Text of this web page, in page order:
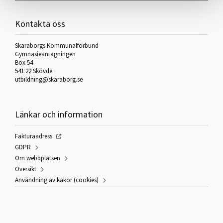
Kontakta oss
Skaraborgs Kommunalförbund
Gymnasieantagningen
Box 54
541 22 Skövde
utbildning@skaraborg.se
Länkar och information
Fakturaadress
GDPR
Om webbplatsen
Översikt
Användning av kakor (cookies)